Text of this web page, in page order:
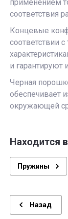
применением
соответствия
Концевые
соответствии
и гарантируют
Черная
обеспечивает
окружающей
Находится
Пружины
Назад